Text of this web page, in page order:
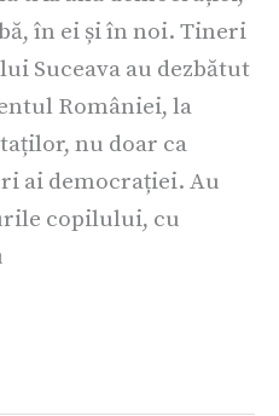
în ei și în noi. Tineri
Suceava au dezbătut
României, la
nu doar ca
ai democrației. Au
copilului, cu